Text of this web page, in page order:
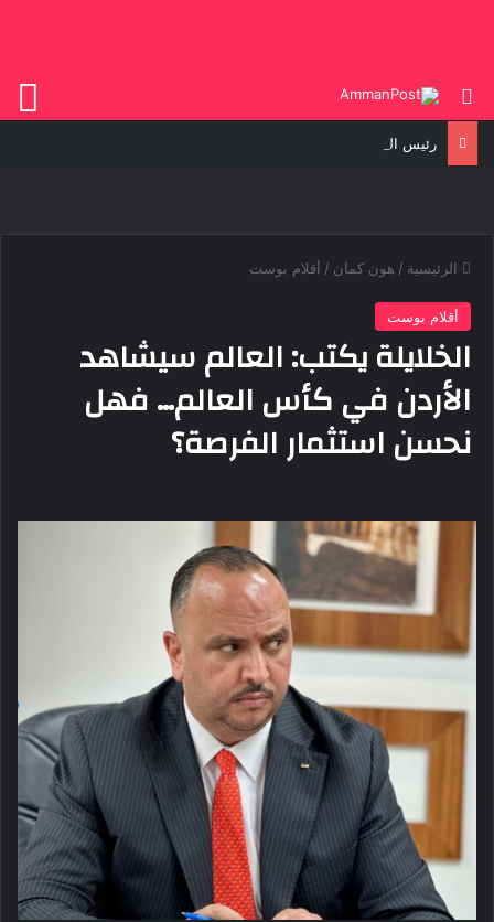
بحث عن
الرئيسية / هون كمان / أقلام بوست
أقلام بوست
الخلايلة يكتب: العالم سيشاهد
الأردن في كأس العالم… فهل
نحسن استثمار الفرصة؟